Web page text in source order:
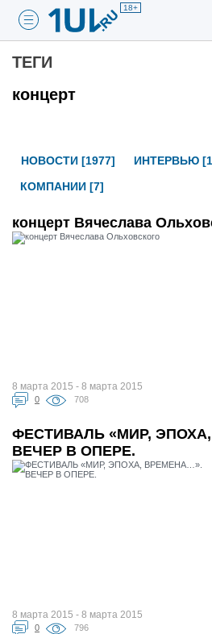
18+
ТЕГИ
концерт
НОВОСТИ [1977] ИНТЕРВЬЮ
КОМПАНИИ [7]
концерт Вячеслава
8 марта 2015 - 8 марта 2015
0 708
ФЕСТИВАЛЬ «МИР,
ВЕЧЕР В ОПЕРЕ.
8 марта 2015 - 8 марта 2015
0 796